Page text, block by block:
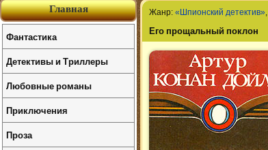
Жанр: «Шпионский детектив»,
Его прощальный поклон
Главная
Фантастика
Детективы и Триллеры
Любовные романы
Приключения
Проза